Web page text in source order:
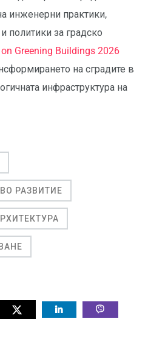
инженерни практики,
политики за градско
Greening Buildings 2026
на сградите в
инфраструктура на
РАЗВИТИЕ